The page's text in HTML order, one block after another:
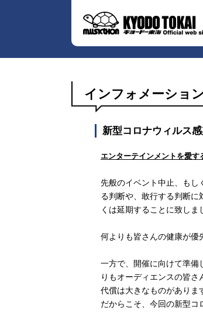
インフォメーション
新型コロナウィルス
エンターテインメントを愛す
先般のイベント中止、もし
る判断や、敢行する判断に
くは延期することに致しま
何よりも皆さんの健康が優
一方で、開催に向けて準備
りもオーディエンスの皆
代償は大きなものがありま
だからこそ、今回の新型